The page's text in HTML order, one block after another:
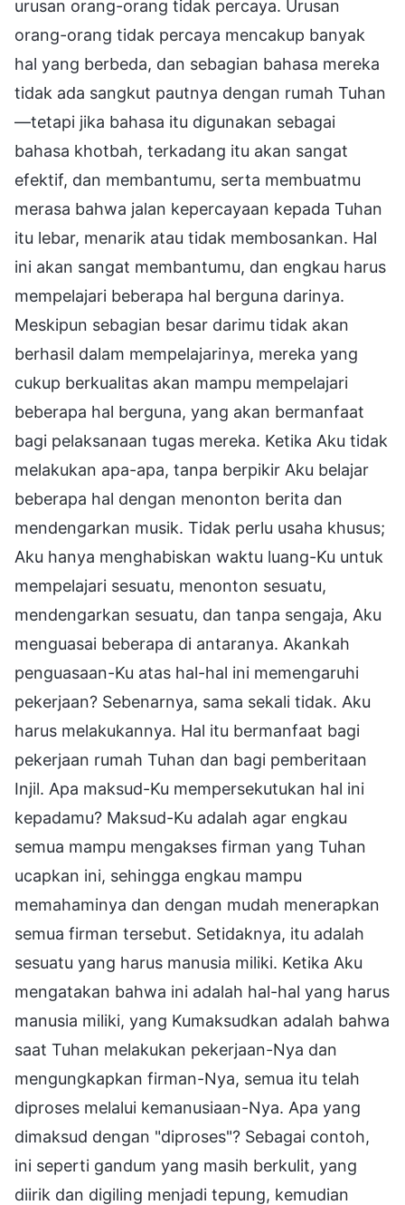
urusan orang-orang tidak percaya. Urusan
orang-orang tidak percaya mencakup banyak
hal yang berbeda, dan sebagian bahasa mereka
tidak ada sangkut pautnya dengan rumah Tuhan
—tetapi jika bahasa itu digunakan sebagai
bahasa khotbah, terkadang itu akan sangat
efektif, dan membantumu, serta membuatmu
merasa bahwa jalan kepercayaan kepada Tuhan
itu lebar, menarik atau tidak membosankan. Hal
ini akan sangat membantumu, dan engkau harus
mempelajari beberapa hal berguna darinya.
Meskipun sebagian besar darimu tidak akan
berhasil dalam mempelajarinya, mereka yang
cukup berkualitas akan mampu mempelajari
beberapa hal berguna, yang akan bermanfaat
bagi pelaksanaan tugas mereka. Ketika Aku tidak
melakukan apa-apa, tanpa berpikir Aku belajar
beberapa hal dengan menonton berita dan
mendengarkan musik. Tidak perlu usaha khusus;
Aku hanya menghabiskan waktu luang-Ku untuk
mempelajari sesuatu, menonton sesuatu,
mendengarkan sesuatu, dan tanpa sengaja, Aku
menguasai beberapa di antaranya. Akankah
penguasaan-Ku atas hal-hal ini memengaruhi
pekerjaan? Sebenarnya, sama sekali tidak. Aku
harus melakukannya. Hal itu bermanfaat bagi
pekerjaan rumah Tuhan dan bagi pemberitaan
Injil. Apa maksud-Ku mempersekutukan hal ini
kepadamu? Maksud-Ku adalah agar engkau
semua mampu mengakses firman yang Tuhan
ucapkan ini, sehingga engkau mampu
memahaminya dan dengan mudah menerapkan
semua firman tersebut. Setidaknya, itu adalah
sesuatu yang harus manusia miliki. Ketika Aku
mengatakan bahwa ini adalah hal-hal yang harus
manusia miliki, yang Kumaksudkan adalah bahwa
saat Tuhan melakukan pekerjaan-Nya dan
mengungkapkan firman-Nya, semua itu telah
diproses melalui kemanusiaan-Nya. Apa yang
dimaksud dengan "diproses"? Sebagai contoh,
ini seperti gandum yang masih berkulit, yang
diirik dan digiling menjadi tepung, kemudian